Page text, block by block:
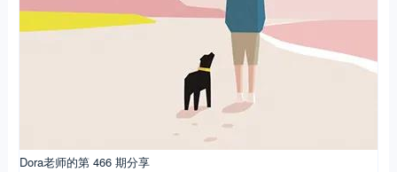
Dora老师的第 466 期分享